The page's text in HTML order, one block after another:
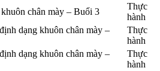
chân mày – Buổi 3
Thực
hành
dạng khuôn chân mày –
Thực
hành
dạng khuôn chân mày –
Thực
hành